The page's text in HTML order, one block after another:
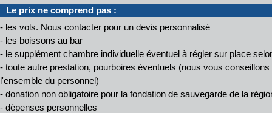
Le prix ne comprend pas :
- les vols. Nous contacter pour un devis personnalisé
- les boissons au bar
- le supplément chambre individuelle éventuel à régler sur place
- toute autre prestation, pourboires éventuels (nous vous
l'ensemble du personnel)
- donation non obligatoire pour la fondation de sauvegarde de la
- dépenses personnelles